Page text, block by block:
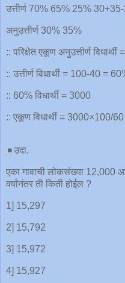
उत्तीर्ण 70% 65% 25%
अनुउत्तीर्ण 30% 35%
:: परिक्षेत एकूण अनुउत्तीर्ण विधार्थी
:: उत्तीर्ण विधार्थी = 100-40 =
:: 60% विधार्थी = 3000
:: एकूण विधार्थी = 3000×100/
◾️उदा.
एका गावाची लोकसंख्या 12,000
वर्षांनंतर ती किती होईल ?
1] 15,297
2] 15,792
3] 15,972
4] 15,927